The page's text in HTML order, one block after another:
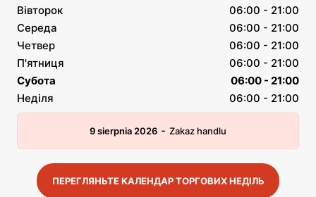
Вівторок
06:00 - 21:00
Середа
06:00 - 21:00
Четвер
06:00 - 21:00
П'ятниця
06:00 - 21:00
Субота
06:00 - 21:00
Неділя
06:00 - 21:00
9 sierpnia 2026 - Zakaz handlu
ПЕРЕГЛЯНЬТЕ КАЛЕНДАР ТОРГОВИХ НЕДІЛЬ